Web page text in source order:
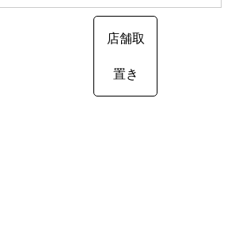
店舗取
置き